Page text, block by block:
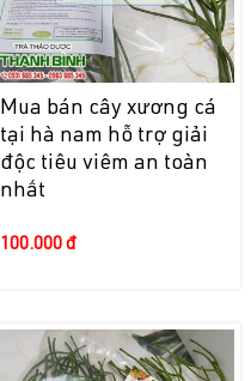
Mua bán cây xương cá
tại hà nam hỗ trợ giải
độc tiêu viêm an toàn
nhất
100.000 đ